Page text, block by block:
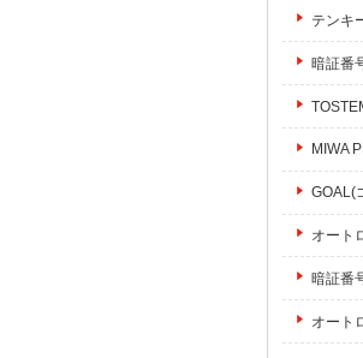
テンキ
暗証番
MIWA
GOAL(
オート
暗証番
オート